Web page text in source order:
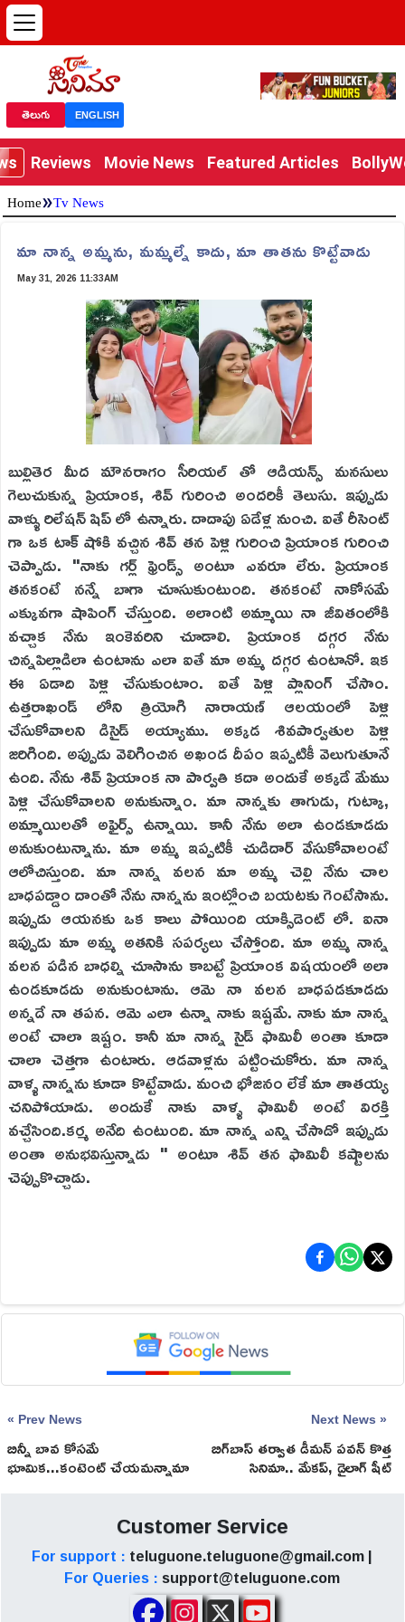
తెలుగు ENGLISH
Reviews Movie News Featured Articles
Home»Tv News
మా నాన్న అమ్మను, మమ్మల్నే కాదు, మా తాతను కొట్టేవాడు
May 31, 2026 11:33AM
బుల్లితెర మీద మౌనరాగం సీరియల్ తో ఆడియన్స్ మనసులు
గెలుచుకున్న ప్రియాంక, శివ్ గురించి అందరికీ తెలుసు. ఇప్పుడు
వాళ్ళు రిలేషన్ షిప్ లో ఉన్నారు. దాదాపు ఏడేళ్ల నుంచి. ఐతే రీసెంట్
గా ఒక టాక్ షోకి వచ్చిన శివ్ తన పెళ్లి గురించి ప్రియాంక గురించి
చెప్పాడు. "నాకు గర్ల్ ఫ్రెండ్స్ అంటూ ఎవరూ లేరు. ప్రియాంక
తనకంటే నన్నే బాగా చూసుకుంటుంది. తనకంటే నాకోసమే
ఎక్కువగా షాపింగ్ చేస్తుంది. అలాంటి అమ్మాయి నా జీవితంలోకి
వచ్చాక నేను ఇంకెవరిని చూడాలి. ప్రియాంక దగ్గర నేను
చిన్నపిల్లాడిలా ఉంటాను ఎలా ఐతే మా అమ్మ దగ్గర ఉంటానో. ఇక
ఈ ఏడాది పెళ్లి చేసుకుంటాం. ఐతే పెళ్లి ప్లానింగ్ చేసాం.
ఉత్తరాఖండ్ లోని త్రియోగి నారాయణ్ ఆలయంలో పెళ్లి
చేసుకోవాలని డిసైడ్ అయ్యాము. అక్కడ శివపార్వతుల పెళ్లి
జరిగింది. అప్పుడు వెలిగించిన అఖండ దీపం ఇప్పటికీ వెలుగుతూనే
ఉంది. నేను శివ్ ప్రియాంక నా పార్వతి కదా అందుకే అక్కడే మేము
పెళ్లి చేసుకోవాలని అనుకున్నాం. మా నాన్నకు తాగుడు, గుట్కా,
అమ్మాయిలతో అఫైర్స్ ఉన్నాయి. కానీ నేను అలా ఉండకూడదు
అనుకుంటున్నాను. మా అమ్మ ఇప్పటికీ చుడిదార్ వేసుకోవాలంటే
ఆలోచిస్తుంది. మా నాన్న వలన మా అమ్మ చెల్లి నేను చాల
బాధపడ్డాం దాంతో నేను నాన్నను ఇంట్లోంచి బయటకు గెంటేసాను.
ఇప్పుడు ఆయనకు ఒక కాలు పోయింది యాక్సిడెంట్ లో. ఐనా
ఇప్పుడు మా అమ్మ అతనికి సపర్యలు చేస్తోంది. మా అమ్మ నాన్న
వలన పడిన బాధల్ని చూసాను కాబట్టే ప్రియాంక విషయంలో అలా
ఉండకూడదు అనుకుంటాను. ఆమె నా వలన బాధపడకూడదు
అన్నదే నా తపన. ఆమె ఎలా ఉన్నా నాకు ఇష్టమే. నాకు మా నాన్న
అంటే చాలా ఇష్టం. కానీ మా నాన్న సైడ్ ఫామిలీ అంతా కూడా
చాలా చెత్తగా ఉంటారు. ఆడవాళ్లను పట్టించుకోరు. మా నాన్న
వాళ్ళ నాన్నను కూడా కొట్టేవాడు. మంచి భోజనం లేకే మా తాతయ్య
చనిపోయాడు. అందుకే నాకు వాళ్ళ ఫామిలీ అంటే విరక్తి
వచ్చేసింది.కర్మ అనేది ఉంటుంది. మా నాన్న ఎన్ని చేసాడో ఇప్పుడు
అంతా అనుభవిస్తున్నాడు " అంటూ శివ్ తన ఫామిలీ కష్టాలను
చెప్పుకొచ్చాడు.
« Prev News
బిన్నీ బావ కోసమే
భూమిక...కంటెంట్ చేయమన్నామా
Next News »
బిగ్‌బాస్ తర్వాత డీమన్ పవన్ కొత్త
సినిమా.. మేకప్, డైలాగ్ షీట్
లేకుండానే యాక్టింగ్!
Customer Service
For support : teluguone.teluguone@gmail.com |
For Queries : support@teluguone.com